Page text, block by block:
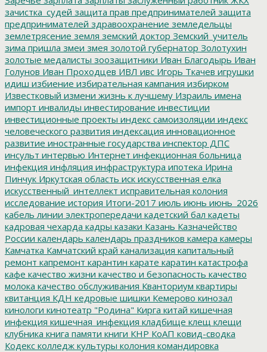
зачистка_судей защита прав предпринимателей защита
предпринимателей здравоохранение земледельцы
землетрясение земля земский доктор Земский_учитель
зима пришла змеи змея золотой губернатор Золотухин
золотые медалисты зоозащитники Иван Благодырь Иван
Голунов Иван Проходцев ИВЛ ивс Игорь Ткачев игрушки
идиш избиение избирательная кампания избирком
Известковый измени жизнь к лучшему Израиль имена
импорт инвалиды инвестирование инвестиции
инвестиционные проекты индекс самоизоляции индекс
человеческого развития индексация инновационное
развитие иностранные государства инспектор ДПС
инсульт интервью Интернет инфекционная больница
инфекция инфляция инфраструктура ипотека Ирина
Пинчук Иркутская область иск искусственная елка
искусственный_интеллект исправительная колония
исследование история Итоги-2017 июль июнь июнь_2026
кабель линии электропередачи кадетский бал кадеты
кадровая чехарда кадры казаки Казань Казначейство
России календарь календарь праздников камера камеры
Камчатка Камчатский край канализация капитальный
ремонт капремонт карантин карате каратин катастрофа
кафе качество жизни качество и безопасность качество
молока качество обслуживания Кванториум квартиры
квитанция КДН кедровые шишки Кемерово кинозал
кинологи кинотеатр "Родина" Кирга китай кишечная
инфекция кишечная_инфекция кладбище клещ клещи
клубника книга памяти книги КНР КоАП ковид-сводка
Кодекс колледж культуры колония командировка